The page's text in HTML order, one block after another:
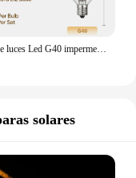
Cadena de luces Led G40 impermeables, 220V, enchufe europeo, decoración conectable, Blanco cálido, fiesta Vintage, Retro, guirnalda de luces para exteriores
solares